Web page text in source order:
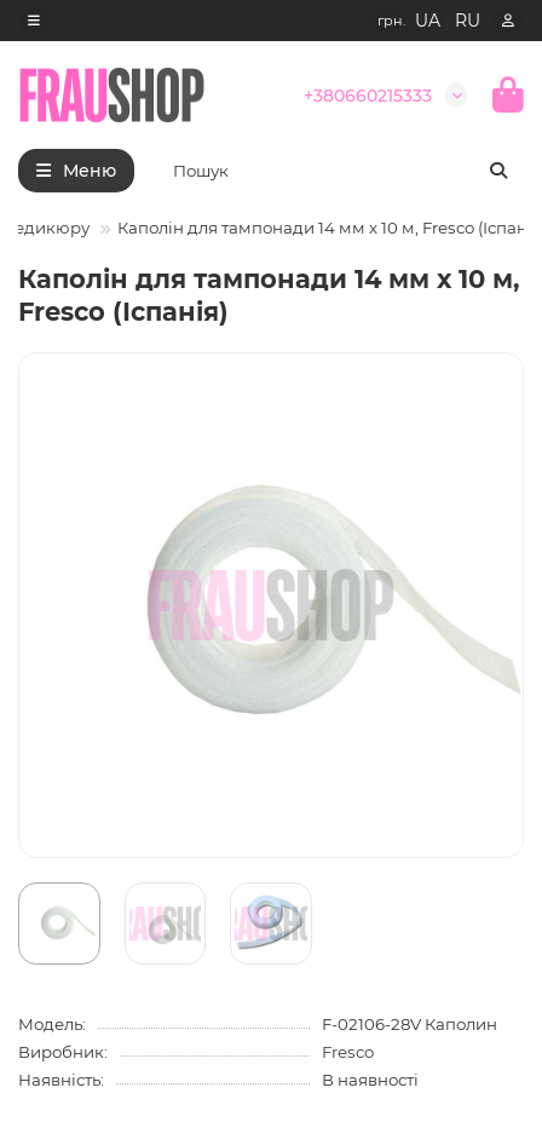
грн. UA RU
+380660215333
Меню
педикюру Каполін для тампонади 14 мм х 10 м, Fresco
Каполін для тампонади 14 мм х 10 м,
Fresco (Іспанія)
Модель:
F-02106-28V Каполин
Виробник:
Fresco
Наявність:
В наявності